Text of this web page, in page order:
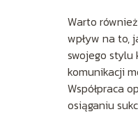
Warto
wpływ na to,
swojego stylu
komunikacji
Współpraca
osiąganiu